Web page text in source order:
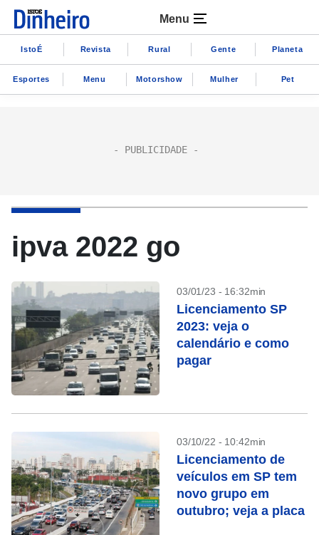
Menu
IstoÉ Revista Rural Gente Planeta
Esportes Menu Motorshow Mulher Pet
ipva 2022 go
03/01/23 - 16:32min
Licenciamento SP
2023: veja o
calendário e como
pagar
03/10/22 - 10:42min
Licenciamento de
veículos em SP tem
novo grupo em
outubro; veja a placa